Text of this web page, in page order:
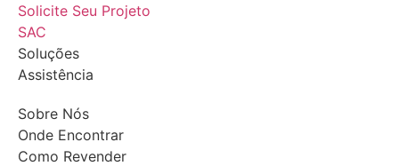
Solicite Seu Projeto
SAC
Soluções
Assistência
Sobre Nós
Onde Encontrar
Como Revender